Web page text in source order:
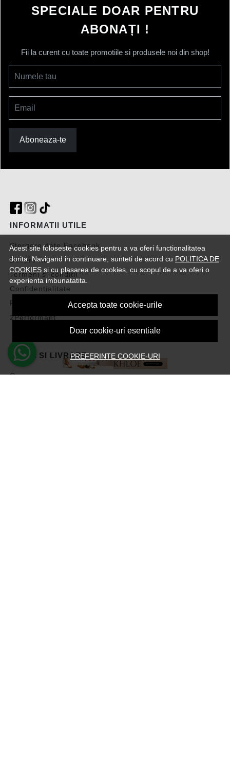
Acest site foloseste cookies pentru a va oferi functionalitatea
dorita. Navigand in continuare, sunteti de acord cu POLITICA DE
COOKIES si cu plasarea de cookies, cu scopul de a va oferi o
experienta imbunatatita.
Accepta toate cookie-urile
Doar cookie-uri esentiale
PREFERINTE COOKIE-URI
SPECIALE DOAR PENTRU
ABONAȚI !
Fii la curent cu toate promotiile si produsele noi din shop!
Numele tau
Email
Aboneaza-te
INFORMATII UTILE
Stergere date Facebook
Despre noi
Termeni si conditii
Confidentialitate
Politica de Cookies
2Performant
PLATA SI LIVRARE
Cum cumpar